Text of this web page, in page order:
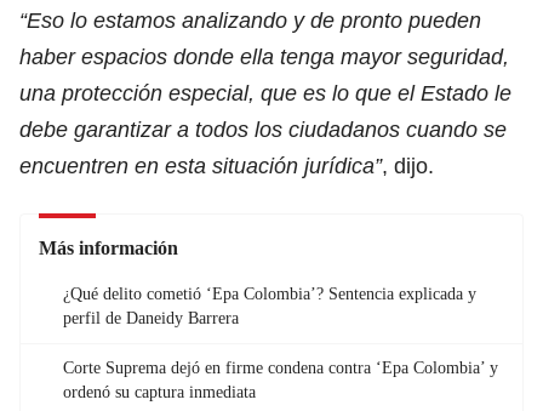
“Eso lo estamos analizando y de pronto pueden
haber espacios donde ella tenga mayor seguridad,
una protección especial, que es lo que el Estado le
debe garantizar a todos los ciudadanos cuando se
encuentren en esta situación jurídica”, dijo.
Más información
¿Qué delito cometió ‘Epa Colombia’? Sentencia explicada y
perfil de Daneidy Barrera
Corte Suprema dejó en firme condena contra ‘Epa Colombia’ y
ordenó su captura inmediata